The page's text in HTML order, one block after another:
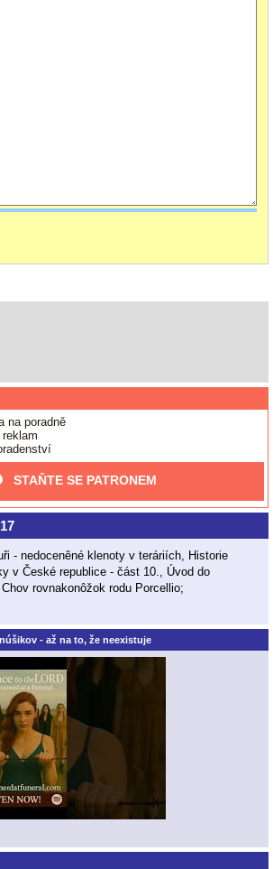
na poradně
STAŇTE SE PATRONEM
- nedoceněné klenoty v teráriích, Historie
v České republice - část 10., Úvod do
rovnakonôžok rodu Porcellio;
- až na to, že neexistuje